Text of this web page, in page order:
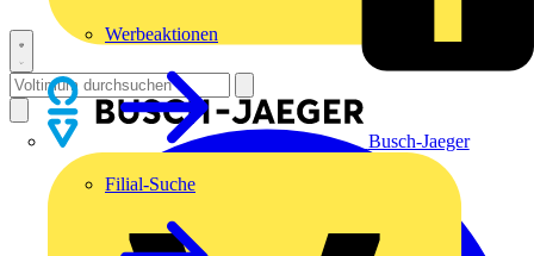
Busch-Jaeger
Werbeaktionen
Filial-Suche